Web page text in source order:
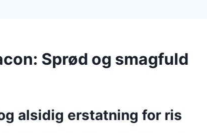
Sprød og smagfuld
alsidig erstatning for ris